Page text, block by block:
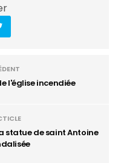
l'église incendiée
statue de saint Antoine